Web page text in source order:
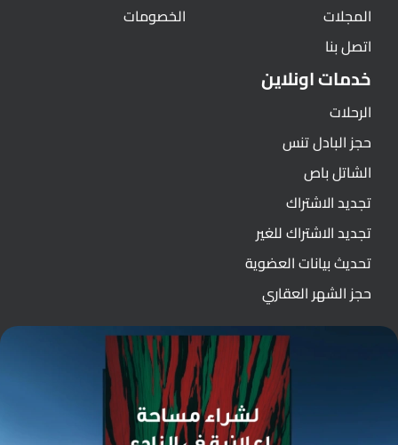
المجلات
اتصل بنا
الخصومات
خدمات اونلاين
الرحلات
حجز البادل تنس
الشاتل باص
تجديد الاشتراك
تجديد الاشتراك للغير
تحديث بيانات العضوية
حجز الشهر العقاري